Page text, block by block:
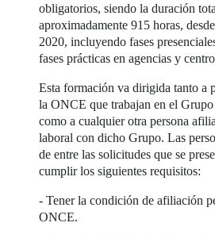
obligatorios, siendo la duración
aproximadamente 915 horas,
2020, incluyendo fases
fases prácticas en agencias y
Esta formación va dirigida tanto a
la ONCE que trabajan en el
como a cualquier otra persona
laboral con dicho Grupo. Las
de entre las solicitudes que se
cumplir los siguientes requisitos:
- Tener la condición de afiliación
ONCE.